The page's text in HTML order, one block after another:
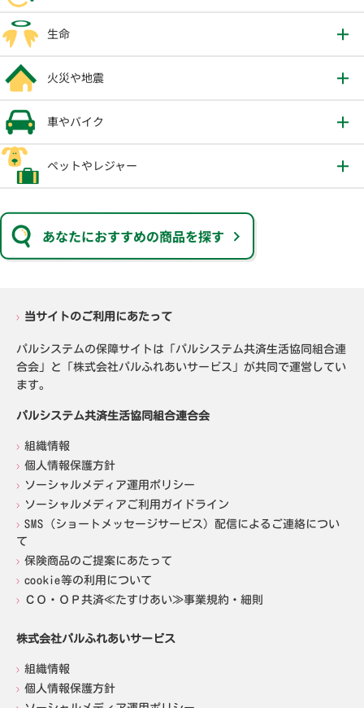
生命
火災や地震
車やバイク
ペットやレジャー
あなたにおすすめの商品を探す
当サイトのご利用にあたって
パルシステムの保障サイトは「パルシステム共済生活協同組合連
合会」と「株式会社パルふれあいサービス」が共同で運営してい
ます。
パルシステム共済生活協同組合連合会
組織情報
個人情報保護方針
ソーシャルメディア運用ポリシー
ソーシャルメディアご利用ガイドライン
SMS（ショートメッセージサービス）配信によるご連絡につい
て
保険商品のご提案にあたって
cookie等の利用について
ＣＯ・ＯＰ共済≪たすけあい≫事業規約・細則
株式会社パルふれあいサービス
組織情報
個人情報保護方針